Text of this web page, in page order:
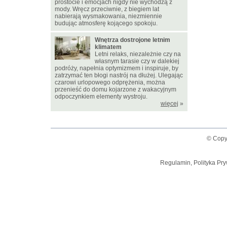
prostocie i emocjach nigdy nie wychodzą z
mody. Wręcz przeciwnie, z biegiem lat
nabierają wysmakowania, niezmiennie
budując atmosferę kojącego spokoju.
Wnętrza dostrojone letnim
klimatem
Letni relaks, niezależnie czy na
własnym tarasie czy w dalekiej
podróży, napełnia optymizmem i inspiruje, by
zatrzymać ten błogi nastrój na dłużej. Ulegając
czarowi urlopowego odprężenia, można
przenieść do domu kojarzone z wakacyjnym
odpoczynkiem elementy wystroju.
więcej »
©
Regulamin, Polityka